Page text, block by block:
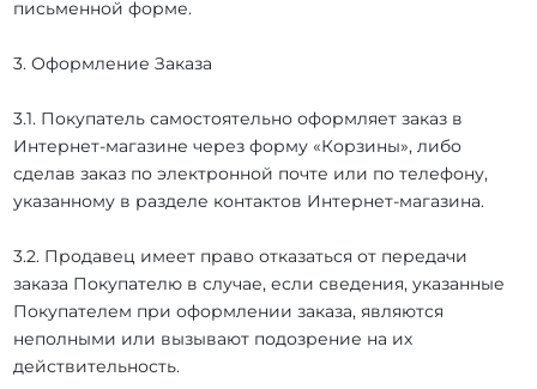
письменной форме.
3. Оформление Заказа
3.1. Покупатель самостоятельно оформляет заказ в
Интернет-магазине через форму «Корзины», либо
сделав заказ по электронной почте или по телефону,
указанному в разделе контактов Интернет-магазина.
3.2. Продавец имеет право отказаться от передачи
заказа Покупателю в случае, если сведения, указанные
Покупателем при оформлении заказа, являются
неполными или вызывают подозрение на их
действительность.